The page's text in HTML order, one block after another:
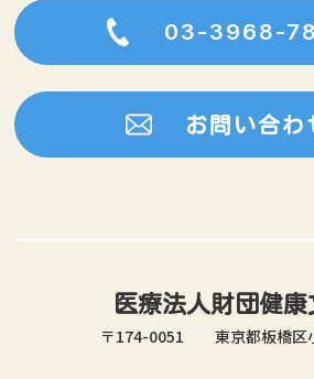
03-3968-
お問い合わ
医療法人財団健
〒174-0051 東京都板橋区